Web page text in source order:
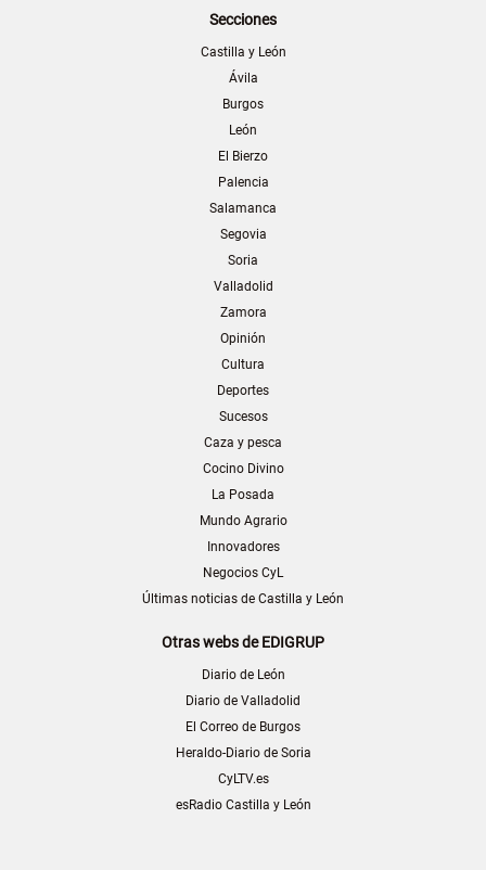
Secciones
Castilla y León
Ávila
Burgos
León
El Bierzo
Palencia
Salamanca
Segovia
Soria
Valladolid
Zamora
Opinión
Cultura
Deportes
Sucesos
Caza y pesca
Cocino Divino
La Posada
Mundo Agrario
Innovadores
Negocios CyL
Últimas noticias de Castilla y León
Otras webs de EDIGRUP
Diario de León
Diario de Valladolid
El Correo de Burgos
Heraldo-Diario de Soria
CyLTV.es
esRadio Castilla y León